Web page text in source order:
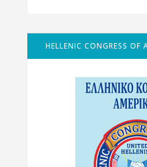
HELLENIC CONGRESS OF